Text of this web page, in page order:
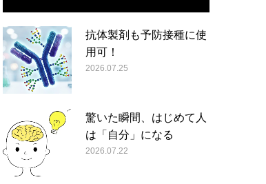
抗体製剤も予防接種に使
用可！
2026.07.25
驚いた瞬間、はじめて人
は「自分」になる
2026.07.22